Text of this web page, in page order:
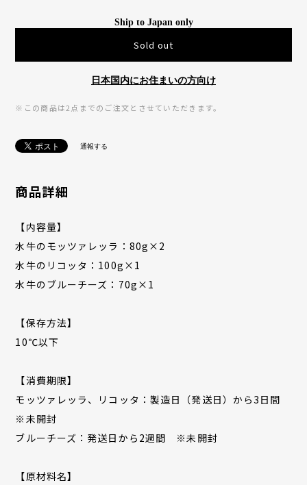
Ship to Japan only
Sold out
日本国内にお住まいの方向け
※この商品は2点までのご注文とさせていただきます。
通報する
商品詳細
【内容量】
水牛のモッツァレッラ：80g×2
水牛のリコッタ：100g×1
水牛のブルーチーズ：70g×1
【保存方法】
10℃以下
【消費期限】
モッツァレッラ、リコッタ：製造日（発送日）から3日間
※未開封
ブルーチーズ：発送日から2週間 ※未開封
【原材料名】